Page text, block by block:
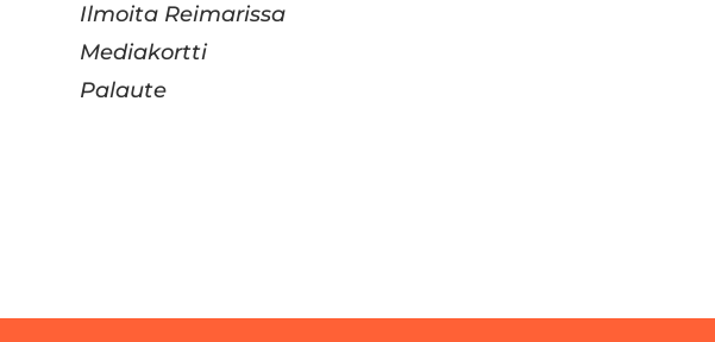
Ilmoita Reimarissa
Mediakortti
Palaute